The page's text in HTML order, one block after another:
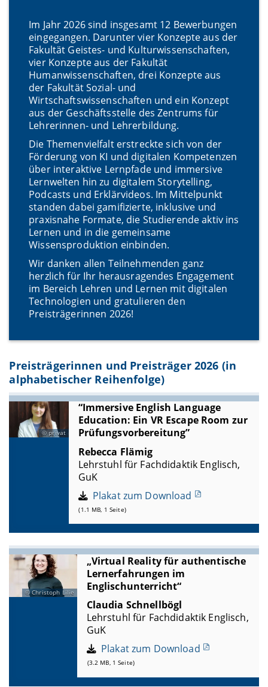
Im Jahr 2026 sind insgesamt 12 Bewerbungen
eingegangen. Darunter vier Konzepte aus der
Fakultät Geistes- und Kulturwissenschaften,
vier Konzepte aus der Fakultät
Humanwissenschaften, drei Konzepte aus
der Fakultät Sozial- und
Wirtschaftswissenschaften und ein Konzept
aus der Geschäftsstelle des Zentrums für
Lehrerinnen- und Lehrerbildung.
Die Themenvielfalt erstreckte sich von der
Förderung von KI und digitalen Kompetenzen
über interaktive Lernpfade und immersive
Lernwelten hin zu digitalem Storytelling,
Podcasts und Erklärvideos. Im Mittelpunkt
standen dabei gamifizierte, inklusive und
praxisnahe Formate, die Studierende aktiv ins
Lernen und in die gemeinsame
Wissensproduktion einbinden.
Wir danken allen Teilnehmenden ganz
herzlich für Ihr herausragendes Engagement
im Bereich Lehren und Lernen mit digitalen
Technologien und gratulieren den
Preisträgerinnen 2026!
Preisträgerinnen und Preisträger 2026 (in
alphabetischer Reihenfolge)
privat
“Immersive English Language
Education: Ein VR Escape Room zur
Prüfungsvorbereitung”
Rebecca Flämig
Lehrstuhl für Fachdidaktik Englisch,
GuK
Plakat zum Download
(1.1 MB, 1 Seite)
Christoph Lilie
„Virtual Reality für authentische
Lernerfahrungen im
Englischunterricht“
Claudia Schnellbögl
Lehrstuhl für Fachdidaktik Englisch,
GuK
Plakat zum Download
(3.2 MB, 1 Seite)